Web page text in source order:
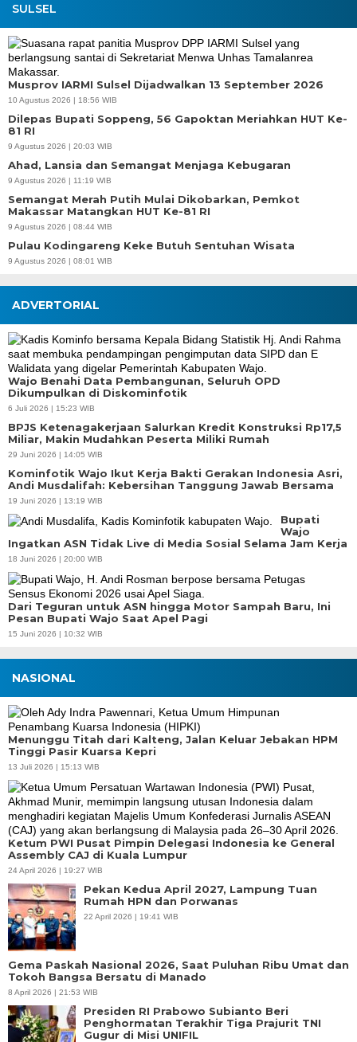
SULSEL
Musprov IARMI Sulsel Dijadwalkan 13 September 2026
10 Agustus 2026 | 18:56 WIB
Dilepas Bupati Soppeng, 56 Gapoktan Meriahkan HUT Ke-
81 RI
9 Agustus 2026 | 20:03 WIB
Ahad, Lansia dan Semangat Menjaga Kebugaran
9 Agustus 2026 | 11:19 WIB
Semangat Merah Putih Mulai Dikobarkan, Pemkot
Makassar Matangkan HUT Ke-81 RI
9 Agustus 2026 | 08:44 WIB
Pulau Kodingareng Keke Butuh Sentuhan Wisata
9 Agustus 2026 | 08:01 WIB
ADVERTORIAL
Wajo Benahi Data Pembangunan, Seluruh OPD
Dikumpulkan di Diskominfotik
6 Juli 2026 | 15:23 WIB
BPJS Ketenagakerjaan Salurkan Kredit Konstruksi Rp17,5
Miliar, Makin Mudahkan Peserta Miliki Rumah
29 Juni 2026 | 14:05 WIB
Kominfotik Wajo Ikut Kerja Bakti Gerakan Indonesia Asri,
Andi Musdalifah: Kebersihan Tanggung Jawab Bersama
19 Juni 2026 | 13:19 WIB
Bupati
Wajo
Ingatkan ASN Tidak Live di Media Sosial Selama Jam Kerja
18 Juni 2026 | 20:00 WIB
Dari Teguran untuk ASN hingga Motor Sampah Baru, Ini
Pesan Bupati Wajo Saat Apel Pagi
15 Juni 2026 | 10:32 WIB
NASIONAL
Menunggu Titah dari Kalteng, Jalan Keluar Jebakan HPM
Tinggi Pasir Kuarsa Kepri
13 Juli 2026 | 15:13 WIB
Ketum PWI Pusat Pimpin Delegasi Indonesia ke General
Assembly CAJ di Kuala Lumpur
24 April 2026 | 19:27 WIB
Pekan Kedua April 2027, Lampung Tuan
Rumah HPN dan Porwanas
22 April 2026 | 19:41 WIB
Gema Paskah Nasional 2026, Saat Puluhan Ribu Umat dan
Tokoh Bangsa Bersatu di Manado
8 April 2026 | 21:53 WIB
Presiden RI Prabowo Subianto Beri
Penghormatan Terakhir Tiga Prajurit TNI
Gugur di Misi UNIFIL